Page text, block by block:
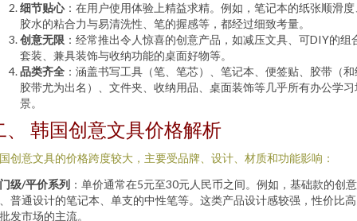
细节贴心：在用户使用体验上精益求精。例如，笔记本的纸张顺滑度
胶水的粘合力与易清洗性、笔的握感等，都经过细致考量。
创意无限 ：经常推出令人惊喜的创意产品，如减压文具、可DIY的组
套装、兼具装饰与收纳功能的桌面好物等。
品类齐全 ：涵盖书写工具（笔、笔芯）、笔记本、便签贴、胶带（和
胶带尤为出名）、文件夹、收纳用品、桌面装饰等几乎所有办公学习
景。
、 韩国创意文具价格解析
创意文具的价格跨度较大，主要受品牌、设计、材质和功能影响：
级/平价系列 ：单价通常在5元至30元人民币之间。例如，基础款的创
普通设计的笔记本、单支的中性笔等。这类产品设计感较强，性价比
发市场的主流。